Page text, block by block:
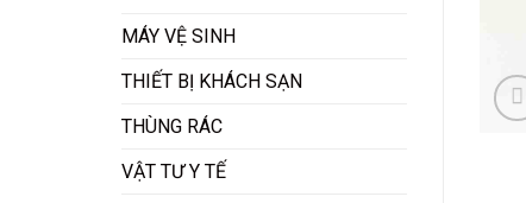
MÁY VỆ SINH
THIẾT BỊ KHÁCH SẠN
THÙNG RÁC
VẬT TƯ Y TẾ